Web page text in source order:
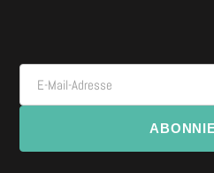
E-Mail-Adresse